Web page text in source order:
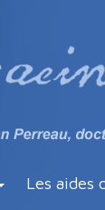
Les aides